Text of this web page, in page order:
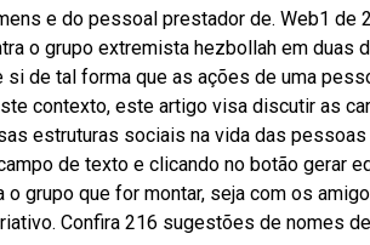
e do pessoal prestador de. Web1 de
o grupo extremista hezbollah em duas
de tal forma que as ações de uma
contexto, este artigo visa discutir as
estruturas sociais na vida das
de texto e clicando no botão gerar
o grupo que for montar, seja com os
Confira 216 sugestões de nomes